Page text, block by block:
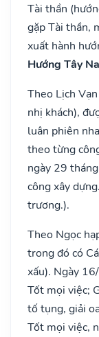
Tài thần
gặp Tài thần,
xuất hành
Hướng Tây
Theo Lịch
nhị khách),
luân phiên
theo từng
ngày 29
công xây
trương.).
Theo Ngọc
trong đó có
xấu). Ngày
Tốt mọi việc;
tố tụng, giải
Tốt mọi việc,